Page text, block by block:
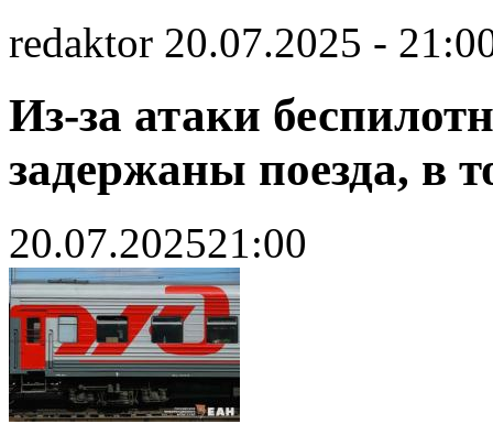
redaktor 20.07.2025 -
Из-за атаки
задержаны поезда, в
20.07.202521:00